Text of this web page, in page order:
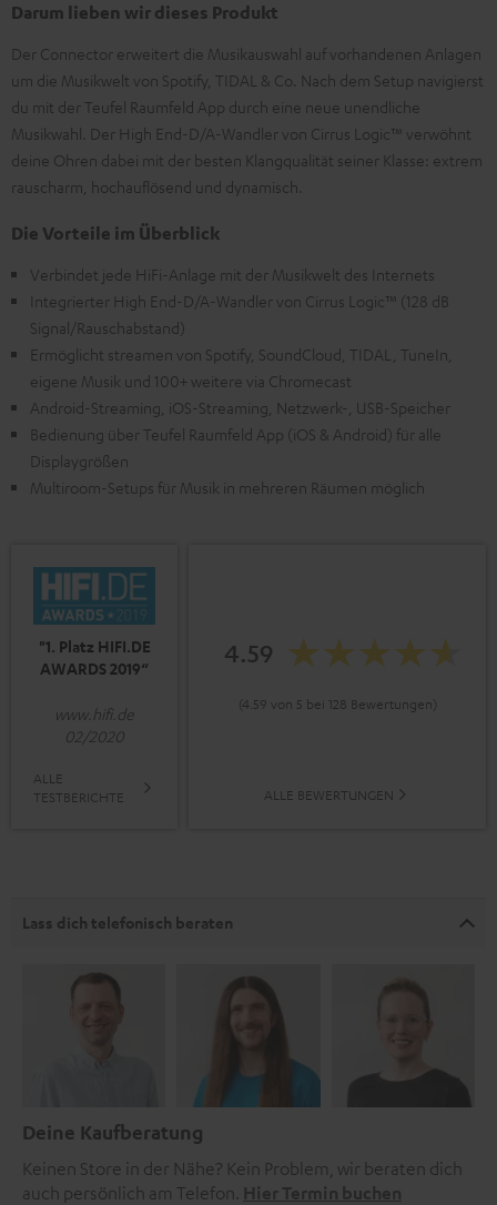
Darum lieben wir dieses Produkt
Der Connector erweitert die Musikauswahl auf vorhandenen Anlagen
um die Musikwelt von Spotify, TIDAL & Co. Nach dem Setup navigierst
du mit der Teufel Raumfeld App durch eine neue unendliche
Musikwahl. Der High End-D/A-Wandler von Cirrus Logic™ verwöhnt
deine Ohren dabei mit der besten Klangqualität seiner Klasse: extrem
rauscharm, hochauflösend und dynamisch.
Die Vorteile im Überblick
Verbindet jede HiFi-Anlage mit der Musikwelt des Internets
Integrierter High End-D/A-Wandler von Cirrus Logic™ (128 dB
Signal/Rauschabstand)
Ermöglicht streamen von Spotify, SoundCloud, TIDAL, TuneIn,
eigene Musik und 100+ weitere via Chromecast
Android-Streaming, iOS-Streaming, Netzwerk-, USB-Speicher
Bedienung über Teufel Raumfeld App (iOS & Android) für alle
Displaygrößen
Multiroom-Setups für Musik in mehreren Räumen möglich
"1. Platz HIFI.DE
AWARDS 2019“
www.hifi.de
02/2020
ALLE
TESTBERICHTE
4.59
(4.59 von 5 bei 128 Bewertungen)
ALLE BEWERTUNGEN
Lass dich telefonisch beraten
Deine Kaufberatung
Keinen Store in der Nähe? Kein Problem, wir beraten dich
auch persönlich am Telefon. Hier Termin buchen